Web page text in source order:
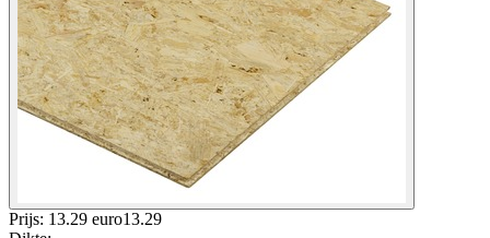
Prijs: 13.29 euro13.29